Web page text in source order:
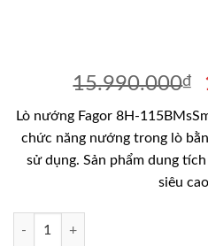
15.990.000₫
Lò nướng Fagor 8H-
chức năng nướng trong lò
sử dụng. Sản phẩm dung
siêu
Lò nướng Fagor 8H-115BMsSmA số